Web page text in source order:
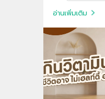
อ่านเพิ่มเติม